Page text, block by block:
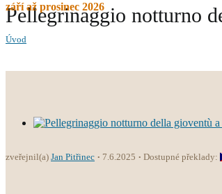
září až prosinec 2026
Pellegrinaggio notturno
Úvod
zveřejnil(a) Jan Pitřinec 7.6.2025 Dostupné překlady: